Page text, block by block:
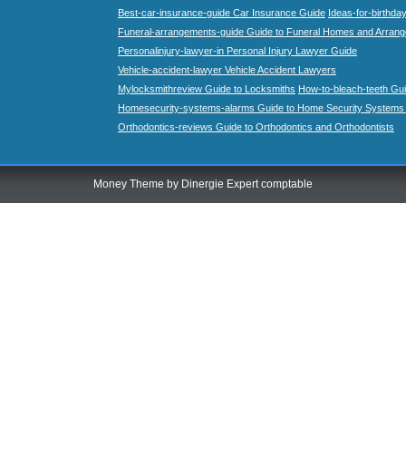
Best-car-insurance-guide Car Insurance Guide Ideas-for-
Funeral-arrangements-guide Guide to Funeral Homes and
Personalinjury-lawyer-in Personal Injury Lawyer Guide
Vehicle-accident-lawyer Vehicle Accident Lawyers
Mylocksmithreview Guide to Locksmiths How-to-bleach-teeth
Homesecurity-systems-alarms Guide to Home Security Systems
Orthodontics-reviews Guide to Orthodontics and Orthodontists
Money Theme by Dinergie Expert comptable